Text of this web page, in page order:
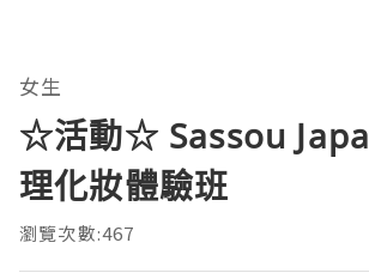
女生
☆活動☆ Sassou
理化妝體驗班
瀏覽次數:467